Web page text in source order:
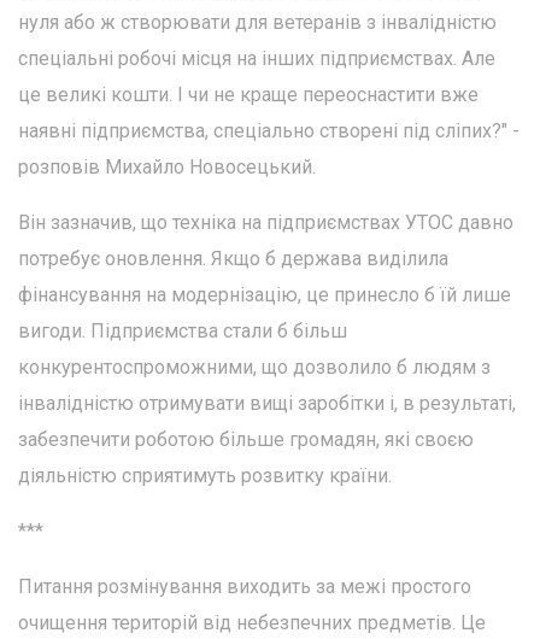
нуля або ж створювати для ветеранів з інвалідністю
спеціальні робочі місця на інших підприємствах. Але
це великі кошти. І чи не краще переоснастити вже
наявні підприємства, спеціально створені під сліпих?" -
розповів Михайло Новосецький.
Він зазначив, що техніка на підприємствах УТОС давно
потребує оновлення. Якщо б держава виділила
фінансування на модернізацію, це принесло б їй лише
вигоди. Підприємства стали б більш
конкурентоспроможними, що дозволило б людям з
інвалідністю отримувати вищі заробітки і, в результаті,
забезпечити роботою більше громадян, які своєю
діяльністю сприятимуть розвитку країни.
***
Питання розмінування виходить за межі простого
очищення територій від небезпечних предметів. Це